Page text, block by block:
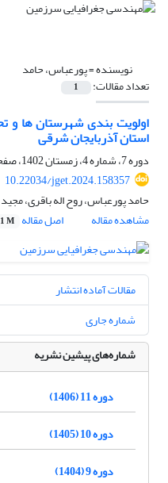
نویسنده =پورعباس، حامد
تعداد مقالات: 1
اولویت بندی شهرستان ها و
استان آذربایجان شرقی
دوره 7، شماره 4، زمستان 1402، صفحه
10.22034/jget.2024.158357
حامد پورعباس، روح اله باقری،
مشاهده مقاله
اصل مقاله M
مقالات آماده انتشار
شماره جاری
شماره‌های پیشین نشریه
دوره 11 (1406)
دوره 10 (1405)
دوره 9 (1404)